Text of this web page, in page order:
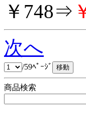
￥748⇒
次へ
/59ﾍﾟｰｼﾞ
商品検索